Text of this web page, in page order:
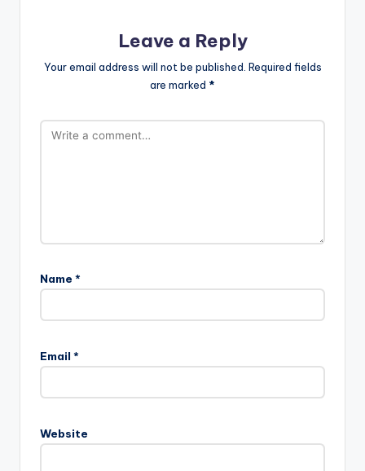
Leave a Reply
Your email address will not be published. Required fields
are marked *
Name *
Email *
Website